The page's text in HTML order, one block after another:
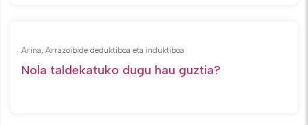
Arina, Arrazoibide deduktiboa eta induktiboa
Nola taldekatuko dugu hau guztia?